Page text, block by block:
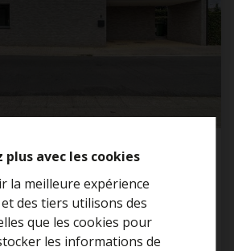
plus avec les cookies
la meilleure expérience
des tiers utilisons des
que les cookies pour
les informations de
et économe en énergie